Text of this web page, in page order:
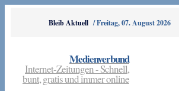
Bleib Aktuell /Freitag, 07. August 2026
Medienverbund
Internet-Zeitungen - Schnell,
bunt, gratis und immer online